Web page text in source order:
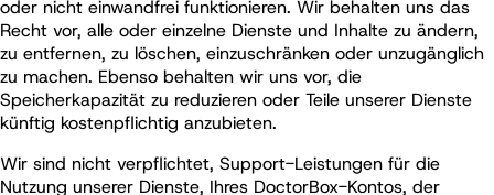
oder nicht einwandfrei funktionieren. Wir behalten uns das
Recht vor, alle oder einzelne Dienste und Inhalte zu ändern,
zu entfernen, zu löschen, einzuschränken oder unzugänglich
zu machen. Ebenso behalten wir uns vor, die
Speicherkapazität zu reduzieren oder Teile unserer Dienste
künftig kostenpflichtig anzubieten.
Wir sind nicht verpflichtet, Support-Leistungen für die
Nutzung unserer Dienste, Ihres DoctorBox-Kontos, der